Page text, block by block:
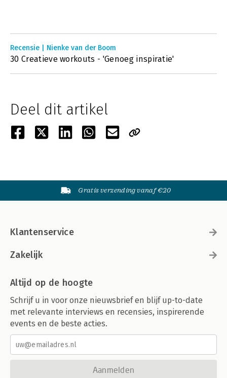
Recensie | Nienke van der Boom
30 Creatieve workouts - 'Genoeg inspiratie'
Deel dit artikel
Gratis verzending vanaf €20
Klantenservice
Zakelijk
Altijd op de hoogte
Schrijf u in voor onze nieuwsbrief en blijf up-to-date
met relevante interviews en recensies, inspirerende
events en de beste acties.
Aanmelden